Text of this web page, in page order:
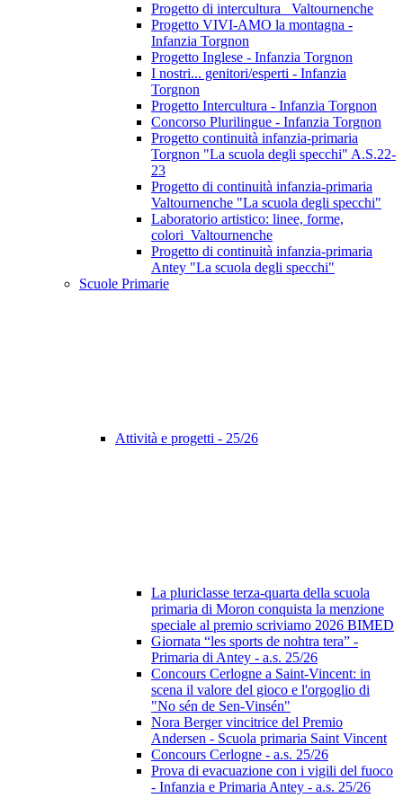
Progetto di intercultura_ Valtournenche
Progetto VIVI-AMO la montagna -
Infanzia Torgnon
Progetto Inglese - Infanzia Torgnon
I nostri... genitori/esperti - Infanzia
Torgnon
Progetto Intercultura - Infanzia Torgnon
Concorso Plurilingue - Infanzia Torgnon
Progetto continuità infanzia-primaria
Torgnon "La scuola degli specchi" A.S.22-
23
Progetto di continuità infanzia-primaria
Valtournenche "La scuola degli specchi"
Laboratorio artistico: linee, forme,
colori_Valtournenche
Progetto di continuità infanzia-primaria
Antey "La scuola degli specchi"
Scuole Primarie
Attività e progetti - 25/26
La pluriclasse terza-quarta della scuola
primaria di Moron conquista la menzione
speciale al premio scriviamo 2026 BIMED
Giornata “les sports de nohtra tera” -
Primaria di Antey - a.s. 25/26
Concours Cerlogne a Saint-Vincent: in
scena il valore del gioco e l'orgoglio di
"No sén de Sen-Vinsén"
Nora Berger vincitrice del Premio
Andersen - Scuola primaria Saint Vincent
Concours Cerlogne - a.s. 25/26
Prova di evacuazione con i vigili del fuoco
- Infanzia e Primaria Antey - a.s. 25/26